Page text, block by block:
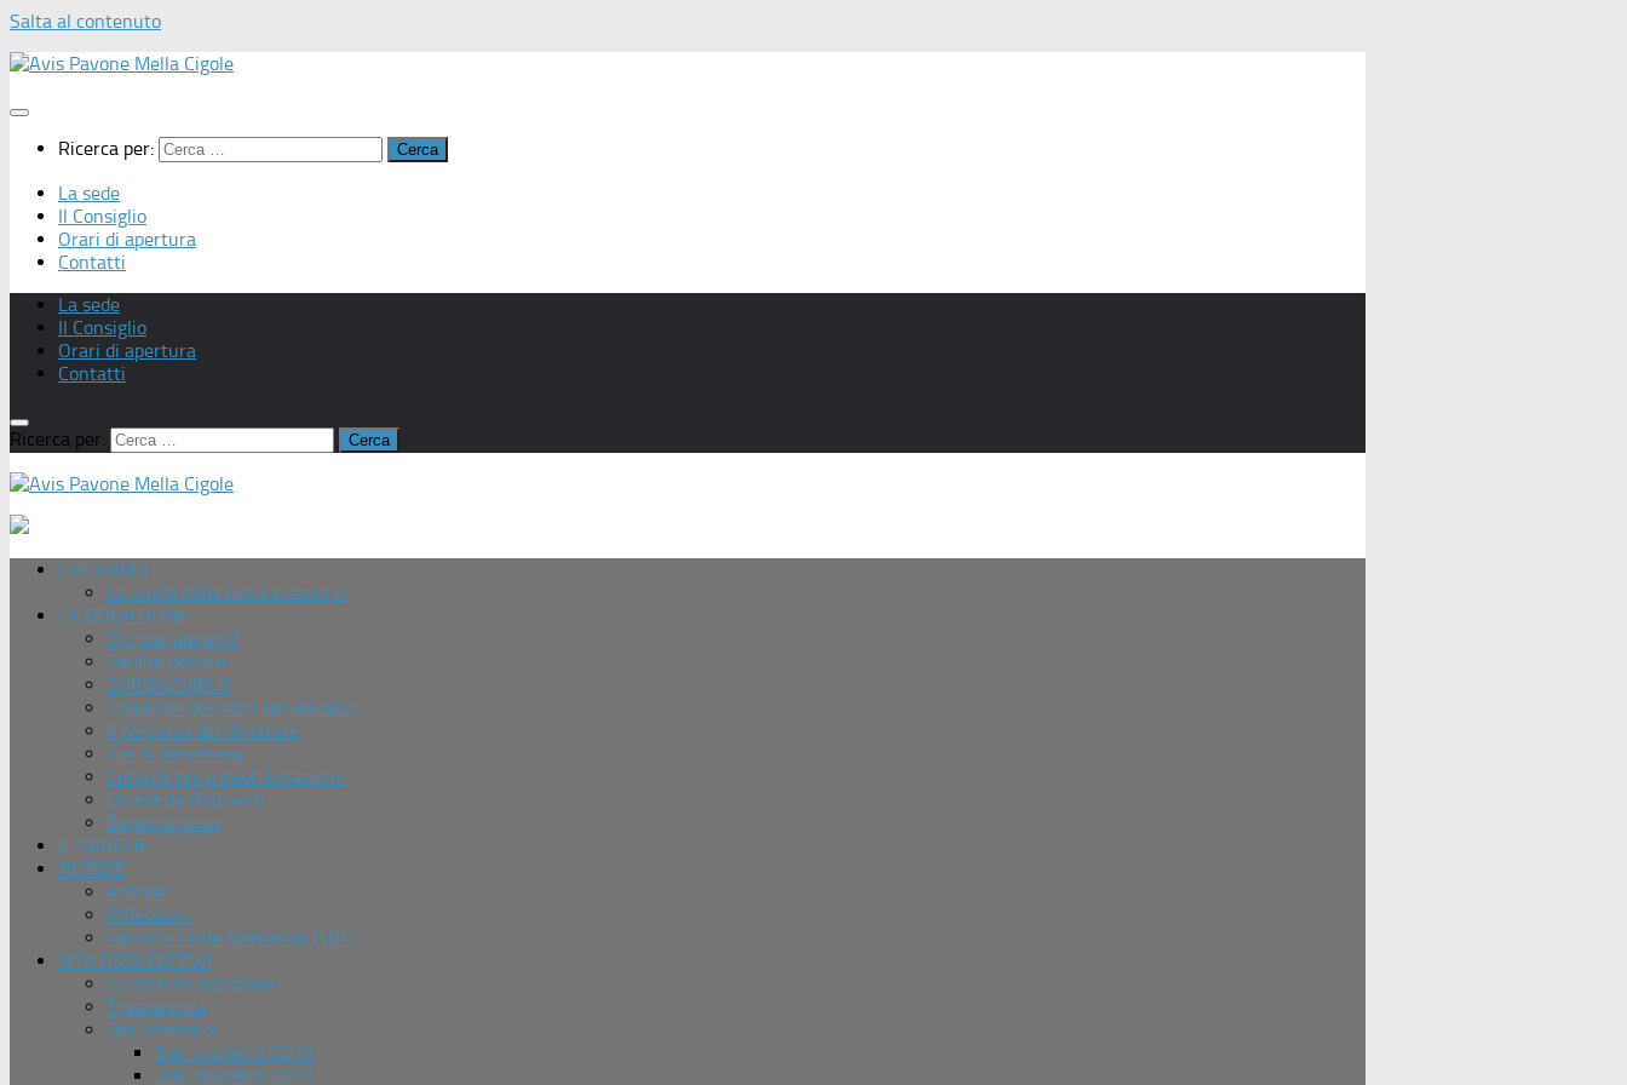
Salta al contenuto
Ricerca per:
La sede
Il Consiglio
Orari di apertura
Contatti
La sede
Il Consiglio
Orari di apertura
Contatti
Ricerca per:
CHI SIAMO
La storia della nostra sezione
LA DONAZIONE
Chi può donare?
Perchè donare?
CORONAVIRUS
I controlli periodici dei donatori
Il percorso del donatore
Tipi di donazione
Consigli pre e post donazione
Domande frequenti
Benemerenze
IL SANGUE
NOTIZIE
Articoli
Riflessioni
Servizio Civile Nazionale (SNC)
VITA ASSOCIATIVA
Lo statuto nazionale
Trasparenza
Dati statistici
Dati statistici 2018
Dati statistici 2017